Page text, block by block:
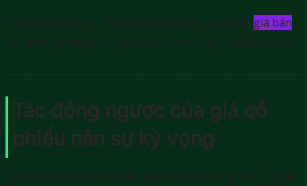
Từ thống kê trên, hãy tập trung nhiều nhất vào giá bán.
Nó chiếm phần lớn ý nghĩa sự thành công, lãi lỗ của bạn.
Tác động ngược của giá cổ
phiếu nên sự kỳ vọng
Kỳ vọng tác động nên giá cổ phiếu là rõ ràng. Nhưng giá